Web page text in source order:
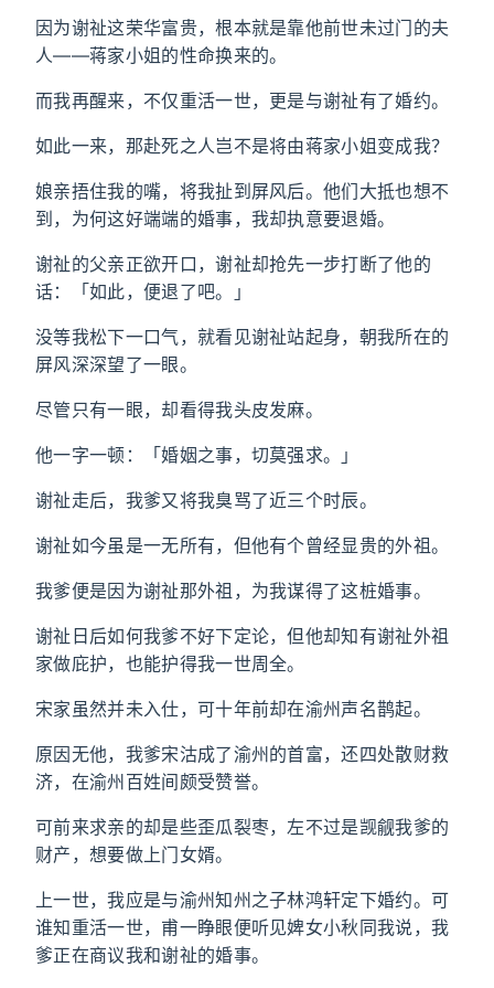
因为谢祉这荣华富贵，根本就是靠他前世未过门的夫
人——蒋家小姐的性命换来的。
而我再醒来，不仅重活一世，更是与谢祉有了婚约。
如此一来，那赴死之人岂不是将由蒋家小姐变成我？
娘亲捂住我的嘴，将我扯到屏风后。他们大抵也想不
到，为何这好端端的婚事，我却执意要退婚。
谢祉的父亲正欲开口，谢祉却抢先一步打断了他的
话：「如此，便退了吧。」
没等我松下一口气，就看见谢祉站起身，朝我所在的
屏风深深望了一眼。
尽管只有一眼，却看得我头皮发麻。
他一字一顿：「婚姻之事，切莫强求。」
谢祉走后，我爹又将我臭骂了近三个时辰。
谢祉如今虽是一无所有，但他有个曾经显贵的外祖。
我爹便是因为谢祉那外祖，为我谋得了这桩婚事。
谢祉日后如何我爹不好下定论，但他却知有谢祉外祖
家做庇护，也能护得我一世周全。
宋家虽然并未入仕，可十年前却在渝州声名鹊起。
原因无他，我爹宋沽成了渝州的首富，还四处散财救
济，在渝州百姓间颇受赞誉。
可前来求亲的却是些歪瓜裂枣，左不过是觊觎我爹的
财产，想要做上门女婿。
上一世，我应是与渝州知州之子林鸿轩定下婚约。可
谁知重活一世，甫一睁眼便听见婢女小秋同我说，我
爹正在商议我和谢祉的婚事。